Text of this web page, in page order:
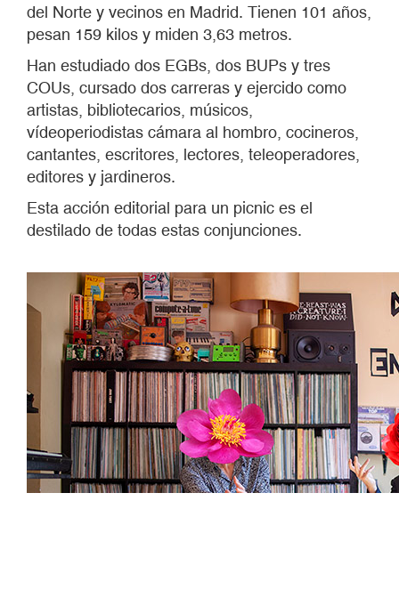
del Norte y vecinos en Madrid. Tienen 101 años,
pesan 159 kilos y miden 3,63 metros.
Han estudiado dos EGBs, dos BUPs y tres
COUs, cursado dos carreras y ejercido como
artistas, bibliotecarios, músicos,
vídeoperiodistas cámara al hombro, cocineros,
cantantes, escritores, lectores, teleoperadores,
editores y jardineros.
Esta acción editorial para un picnic es el
destilado de todas estas conjunciones.